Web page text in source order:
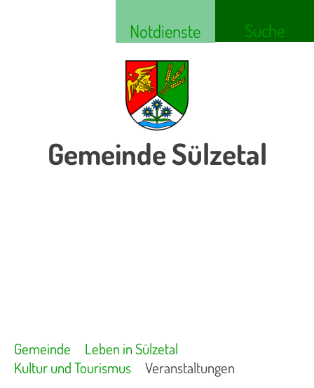
Notdienste Suche
Gemeinde Sülzetal
Gemeinde
Leben in Sülzetal
Kultur und Tourismus
Veranstaltungen